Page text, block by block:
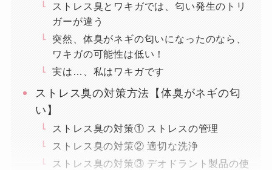
ストレス臭とワキガでは、匂い発生のトリ
ガーが違う
突然、体臭がネギの匂いになったのなら、
ワキガの可能性は低い！
実は…、私はワキガです
ストレス臭の対策方法【体臭がネギの匂
い】
ストレス臭の対策① ストレスの管理
ストレス臭の対策② 適切な洗浄
ストレス臭の対策③ デオドラント製品の使